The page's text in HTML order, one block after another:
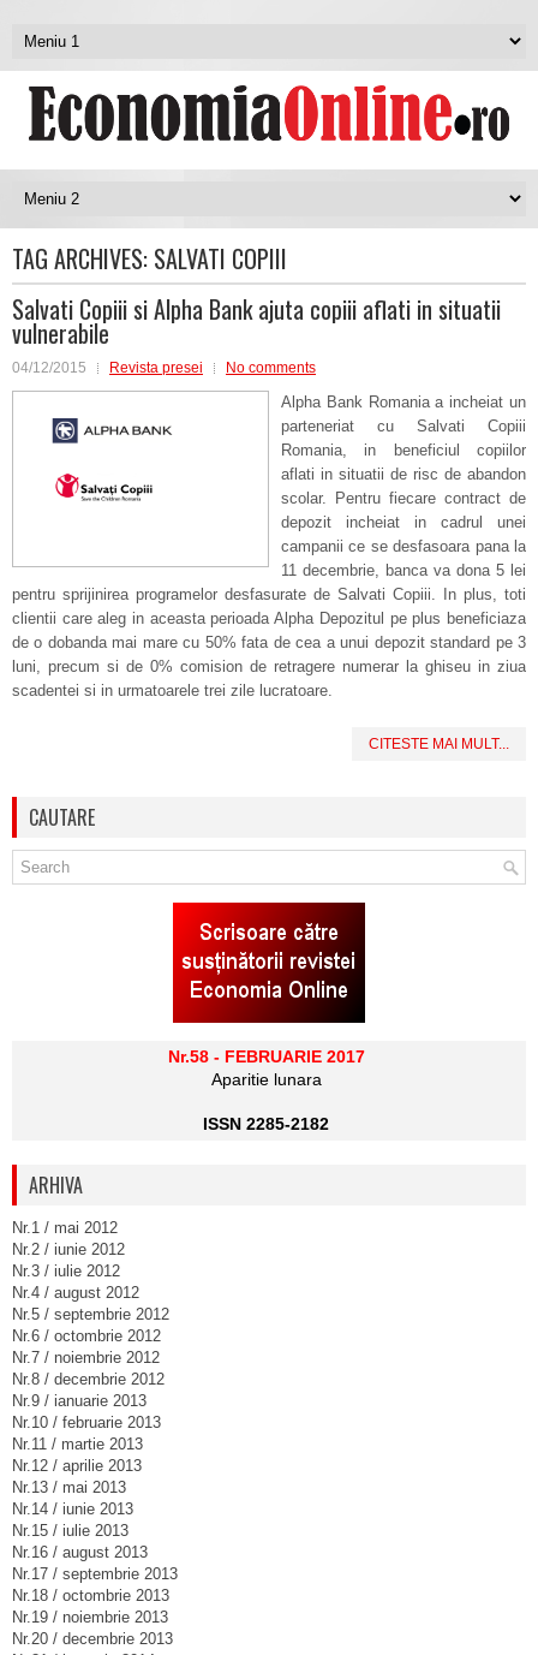
TAG ARCHIVES: SALVATI COPIII
Salvati Copiii si Alpha Bank ajuta copiii aflati in situatii
vulnerabile
04/12/2015 Revista presei No comments
Alpha Bank Romania a incheiat un
parteneriat cu Salvati Copiii
Romania, in beneficiul copiilor
aflati in situatii de risc de abandon
scolar. Pentru fiecare contract de
depozit incheiat in cadrul unei
campanii ce se desfasoara pana la
11 decembrie, banca va dona 5 lei
pentru sprijinirea programelor desfasurate de Salvati Copiii. In plus, toti
clientii care aleg in aceasta perioada Alpha Depozitul pe plus beneficiaza
de o dobanda mai mare cu 50% fata de cea a unui depozit standard pe 3
luni, precum si de 0% comision de retragere numerar la ghiseu in ziua
scadentei si in urmatoarele trei zile lucratoare.
CITESTE MAI MULT...
CAUTARE
Nr.58 - FEBRUARIE 2017
Aparitie lunara
ISSN 2285-2182
ARHIVA
Nr.1 / mai 2012
Nr.2 / iunie 2012
Nr.3 / iulie 2012
Nr.4 / august 2012
Nr.5 / septembrie 2012
Nr.6 / octombrie 2012
Nr.7 / noiembrie 2012
Nr.8 / decembrie 2012
Nr.9 / ianuarie 2013
Nr.10 / februarie 2013
Nr.11 / martie 2013
Nr.12 / aprilie 2013
Nr.13 / mai 2013
Nr.14 / iunie 2013
Nr.15 / iulie 2013
Nr.16 / august 2013
Nr.17 / septembrie 2013
Nr.18 / octombrie 2013
Nr.19 / noiembrie 2013
Nr.20 / decembrie 2013